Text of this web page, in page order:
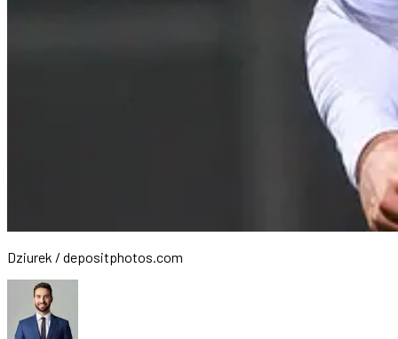
Dziurek / depositphotos.com